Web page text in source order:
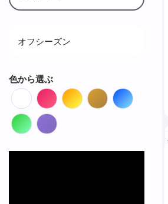
オフシーズン
色から選ぶ
White Red OrangeBrownBlue
GreenPurple